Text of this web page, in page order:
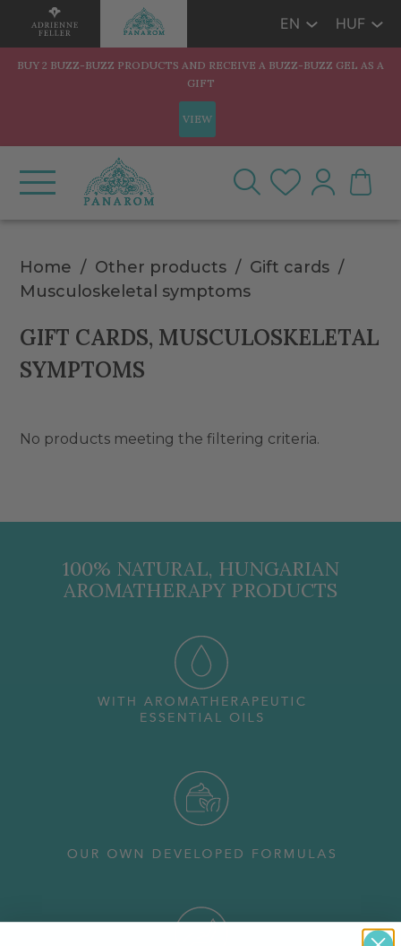
EN HUF
BUY 2 BUZZ-BUZZ PRODUCTS AND RECEIVE A BUZZ-BUZZ GEL AS A
GIFT
VIEW
Home Other products
Gift cards
Musculoskeletal symptoms
GIFT CARDS, MUSCULOSKELETAL
SYMPTOMS
No products meeting the filtering criteria.
100% NATURAL, HUNGARIAN
AROMATHERAPY PRODUCTS